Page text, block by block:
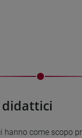
hanno come scopo